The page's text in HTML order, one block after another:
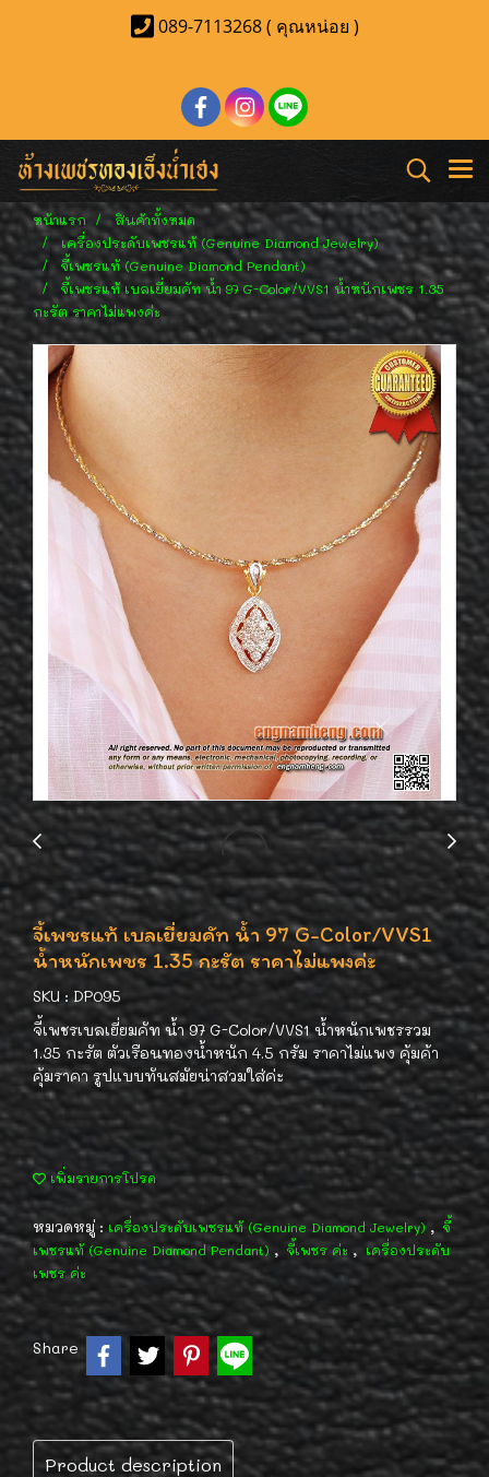
089-7113268 ( คุณหน่อย )
หน้าแรก
สินค้าทั้งหมด
เครื่องประดับเพชรแท้ (Genuine Diamond Jewelry)
จี้เพชรแท้ (Genuine Diamond Pendant)
จี้เพชรแท้ เบลเยี่ยมคัท น้ำ 97 G-Color/VVS1 น้ำหนักเพชร 1.35
กะรัต ราคาไม่แพงค่ะ
จี้เพชรแท้ เบลเยี่ยมคัท น้ำ 97 G-Color/VVS1
น้ำหนักเพชร 1.35 กะรัต ราคาไม่แพงค่ะ
SKU : DP095
จี้เพชรเบลเยี่ยมคัท น้ำ 97 G-Color/VVS1 น้ำหนักเพชรรวม
1.35 กะรัต ตัวเรือนทองน้ำหนัก 4.5 กรัม ราคาไม่แพง คุ้มค้า
คุ้มราคา รูปแบบทันสมัยน่าสวมใส่ค่ะ
เพิ่มรายการโปรด
หมวดหมู่ : เครื่องประดับเพชรแท้ (Genuine Diamond Jewelry) , จี้
เพชรแท้ (Genuine Diamond Pendant) , จี้เพชร ค่ะ , เครื่องประดับ
เพชร ค่ะ
Share
Product description